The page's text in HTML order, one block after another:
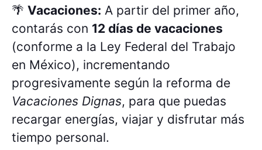
🌴 Vacaciones: A partir del primer año,
contarás con 12 días de vacaciones
(conforme a la Ley Federal del Trabajo
en México), incrementando
progresivamente según la reforma de
Vacaciones Dignas, para que puedas
recargar energías, viajar y disfrutar más
tiempo personal.